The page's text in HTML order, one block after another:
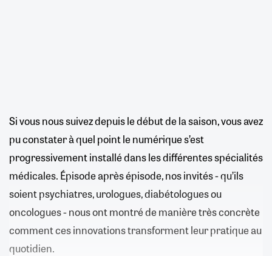
Si vous nous suivez depuis le début de la saison, vous avez
pu constater à quel point le numérique s’est
progressivement installé dans les différentes spécialités
médicales. Épisode après épisode, nos invités - qu’ils
soient psychiatres, urologues, diabétologues ou
oncologues - nous ont montré de manière très concrète
comment ces innovations transforment leur pratique au
quotidien.